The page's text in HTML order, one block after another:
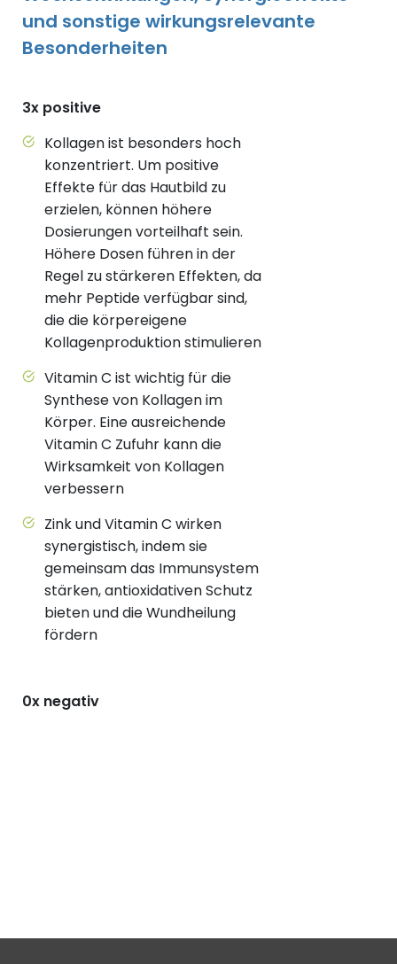
und sonstige wirkungsrelevante
Besonderheiten
3x positive
Kollagen ist besonders hoch
konzentriert. Um positive
Effekte für das Hautbild zu
erzielen, können höhere
Dosierungen vorteilhaft sein.
Höhere Dosen führen in der
Regel zu stärkeren Effekten, da
mehr Peptide verfügbar sind,
die die körpereigene
Kollagenproduktion stimulieren
Vitamin C ist wichtig für die
Synthese von Kollagen im
Körper. Eine ausreichende
Vitamin C Zufuhr kann die
Wirksamkeit von Kollagen
verbessern
Zink und Vitamin C wirken
synergistisch, indem sie
gemeinsam das Immunsystem
stärken, antioxidativen Schutz
bieten und die Wundheilung
fördern
0x negativ